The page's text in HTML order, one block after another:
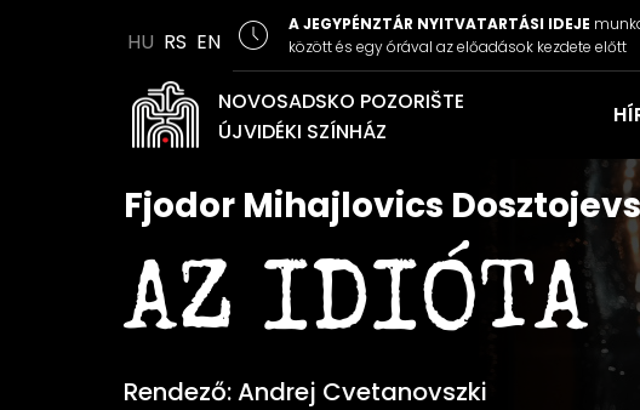
HU RS EN
A JEGYPÉNZTÁR NYITVATARTÁSI IDEJE
között és egy órával az előadások kezdete előtt
NOVOSADSKO POZORIŠTE
ÚJVIDÉKI SZÍNHÁZ
Fjodor Mihajlovics
AZ IDIÓTA
Rendező: Andrej Cvetanovszki